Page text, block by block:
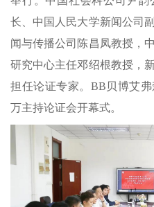
长、中国人民大学新闻公司
闻与传播公司陈昌凤教授 ，
研究中心主任邓绍根教授 ，
担任论证专家。BB贝博艾
万主持论证会开幕式。